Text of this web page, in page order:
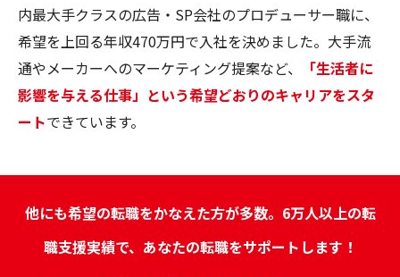
内最大手クラスの広告・SP会社のプロデューサー職に、
希望を上回る年収470万円で入社を決めました。大手流
通やメーカーへのマーケティング提案など、
「生活者に
影響を与える仕事」という希望どおりのキャリアをスタ
ートできています。
他にも希望の転職をかなえた方が多数。6万人以上の転
職支援実績で、あなたの転職をサポートします！